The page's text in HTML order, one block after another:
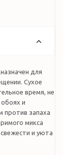
для
Сухое
время, не
и
против запаха
микса
и уюта